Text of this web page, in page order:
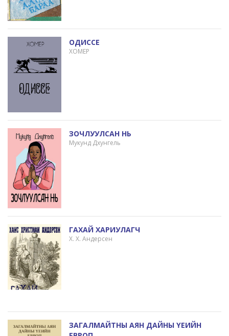
ОДИССЕ
ХОМЕР
ЗОЧЛУУЛСАН НЬ
Мукунд Дхунгель
ГАХАЙ ХАРИУЛАГЧ
Х. Х. Андерсен
ЗАГАЛМАЙТНЫ АЯН ДАЙНЫ ҮЕИЙН